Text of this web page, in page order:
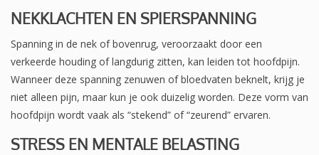
NEKKLACHTEN EN SPIERSPANNING
Spanning in de nek of bovenrug, veroorzaakt door een
verkeerde houding of langdurig zitten, kan leiden tot hoofdpijn.
Wanneer deze spanning zenuwen of bloedvaten beknelt, krijg je
niet alleen pijn, maar kun je ook duizelig worden. Deze vorm van
hoofdpijn wordt vaak als “stekend” of “zeurend” ervaren.
STRESS EN MENTALE BELASTING